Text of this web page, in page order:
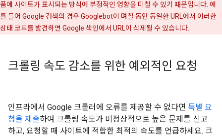
품에 사이트가 표시되는 방식에 부정적인 영향을 미칠 수 있기 때문입니다. 예
를 들어 Google 검색의 경우 Googlebot이 며칠 동안 동일한 URL에서 이러한
상태 코드를 발견하면 Google 색인에서 URL이 삭제될 수 있습니다.
크롤링 속도 감소를 위한 예외적인 요청
인프라에서 Google 크롤러에 오류를 제공할 수 없다면 특별 요
청을 제출하여 크롤링 속도가 비정상적으로 높은 문제를 신고
하고, 요청할 때 사이트에 적합한 최적의 속도를 언급하세요. 크